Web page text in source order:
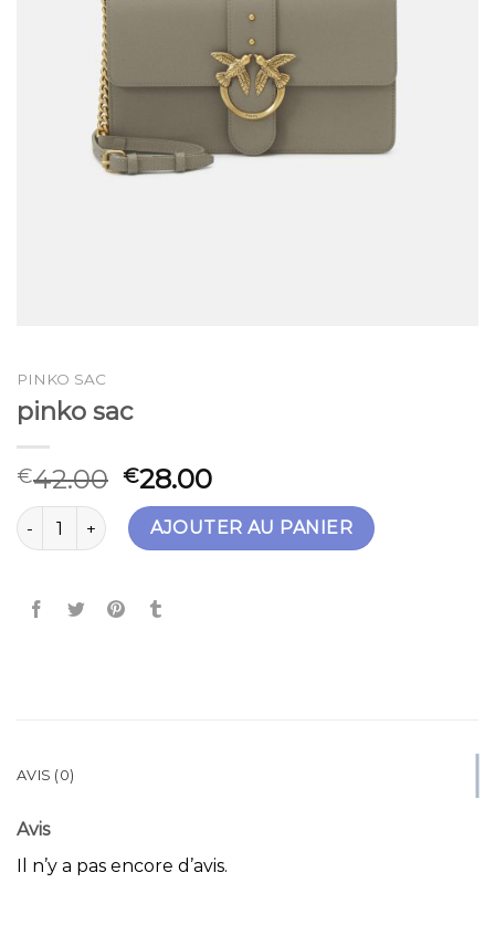
PINKO SAC
pinko sac
€42.00 €28.00
quantité de pinko sacAJOUTER AU PANIER
AVIS (0)
Avis
Il n’y a pas encore d’avis.